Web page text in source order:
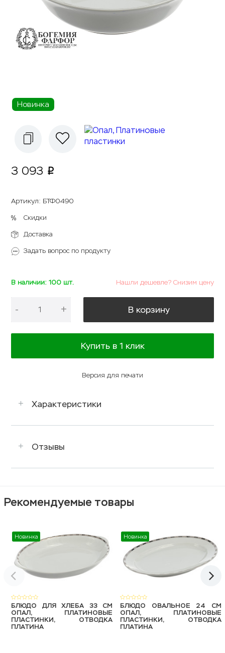
Новинка
3 093 p
Артикул: БТФ0490
Скидки
Доставка
Задать вопрос по продукту
В наличии: 100 шт. Нашли дешевле? Снизим цену
- + В корзину
Купить в 1 клик
Версия для печати
Характеристики
Отзывы
Рекомендуемые товары
БЛЮДО ДЛЯ ХЛЕБА 33 СМ
ОПАЛ, ПЛАТИНОВЫЕ
ПЛАСТИНКИ, ОТВОДКА
ПЛАТИНА
Новинка
БЛЮДО ОВАЛЬНОЕ 24 СМ
ОПАЛ, ПЛАТИНОВЫЕ
ПЛАСТИНКИ, ОТВОДКА
ПЛАТИНА
Новинка